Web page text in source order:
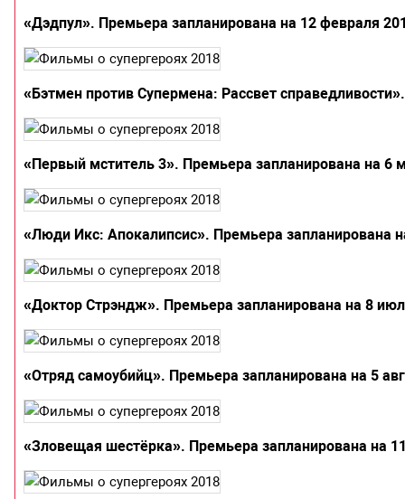
«Дэдпул». Премьера запланирована на 12 февраля
«Бэтмен против Супермена: Рассвет
«Первый мститель 3». Премьера запланирована на 6
«Люди Икс: Апокалипсис». Премьера запланирована
«Доктор Стрэндж». Премьера запланирована на 8
«Отряд самоубийц». Премьера запланирована на 5
«Зловещая шестёрка». Премьера запланирована на